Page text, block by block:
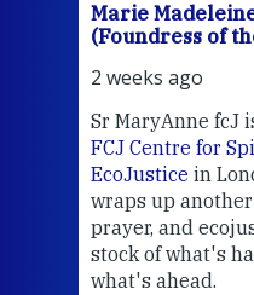
Marie
(Foundress of
2 weeks ago
Sr MaryAnne fcJ
FCJ Centre for
EcoJustice in
wraps up
prayer, and
stock of what's
what's ahead.